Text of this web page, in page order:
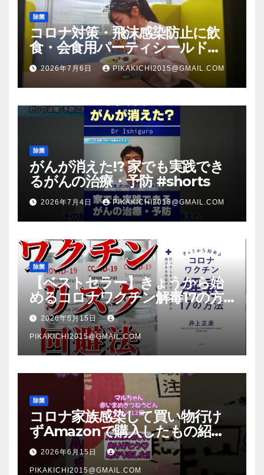
除菌
コロナ対策・飛沫感染防止に飲
食・会食用パーティシールド
（マスク会食代替品）ＦＢＣ福井
放送のＴＶ番組での紹介映像
2026年7月6日 PIKAKICHI2015@GMAIL.COM
除菌
がんが消えた!? 家でも実践でき
るがんの治療・予防 #shorts
2026年7月4日 PIKAKICHI2015@GMAIL.COM
除菌
【ベストセラー】きょうから始
めるコロナワクチン解毒17の方
法【本要約】
2026年6月15日
PIKAKICHI2015@GMAIL.COM
除菌
コロナ家族感染して買い物行け
ずAmazonで購入したもの紹
介 #Shorts
2026年6月15日
PIKAKICHI2015@GMAIL.COM